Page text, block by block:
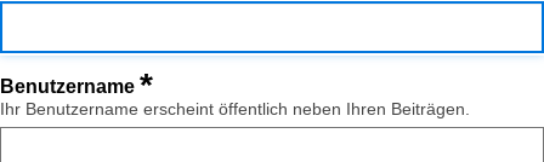
Benutzername *
Ihr Benutzername erscheint öffentlich neben Ihren Beiträgen.